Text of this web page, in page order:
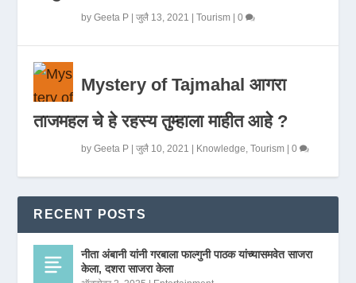
byGeeta P |जुलै 13, 2021 |Tourism |0
Mystery of Tajmahal आगरा
ताजमहल चे हे रहस्य तुम्हाला माहीत आहे ?
byGeeta P |जुलै 10, 2021 | Knowledge ,Tourism |0
RECENT POSTS
नीता अंबानी यांनी गरबाला फाल्गुनी पाठक यांच्यासमवेत साजरा
केला, दशरा साजरा केला